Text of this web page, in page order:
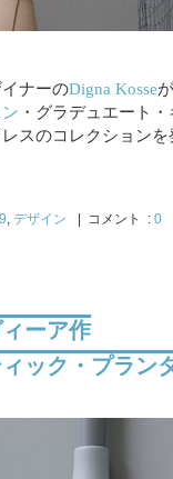
ナーのDigna Kosse
・グラデュエート
スのコレクション
, デザイン | コメント : 0
ーア作
ック・プラン